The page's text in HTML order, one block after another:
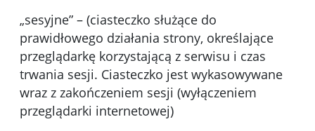
„sesyjne” – (ciasteczko służące do
prawidłowego działania strony, określające
przeglądarkę korzystającą z serwisu i czas
trwania sesji. Ciasteczko jest wykasowywane
wraz z zakończeniem sesji (wyłączeniem
przeglądarki internetowej)